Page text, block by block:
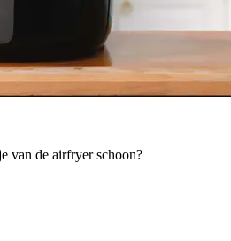
van de airfryer schoon?